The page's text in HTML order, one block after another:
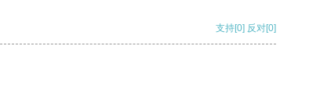
支持[0] 反对[0]